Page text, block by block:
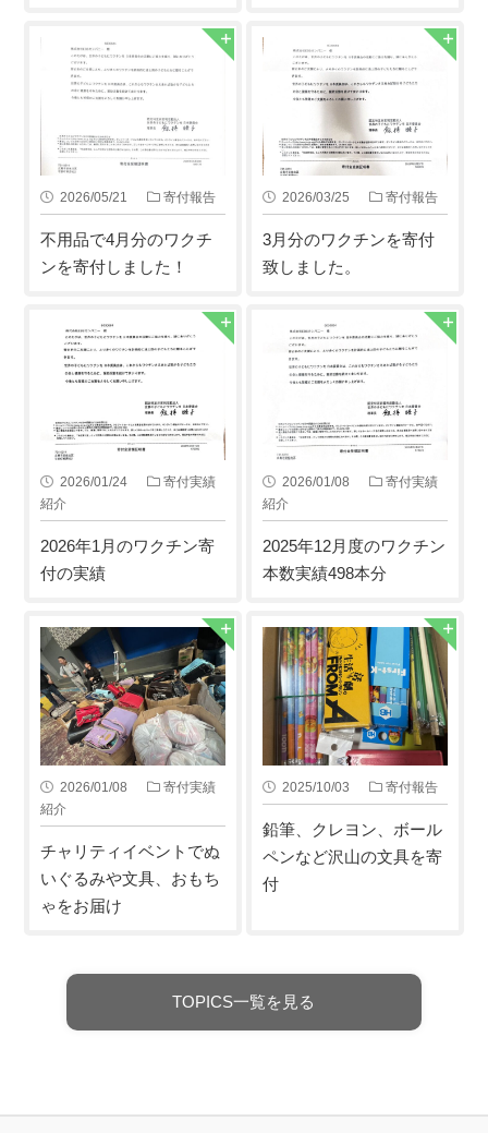
2026/05/21 寄付報告
不用品で4月分のワクチ
ンを寄付しました！
2026/03/25 寄付報告
3月分のワクチンを寄付
致しました。
2026/01/24
寄付実績
紹介
2026年1月のワクチン寄
付の実績
2026/01/08
寄付実績
紹介
2025年12月度のワクチン
本数実績498本分
2026/01/08
寄付実績
紹介
チャリティイベントでぬ
いぐるみや文具、おもち
ゃをお届け
2025/10/03 寄付報告
鉛筆、クレヨン、ボール
ペンなど沢山の文具を寄
付
TOPICS一覧を見る